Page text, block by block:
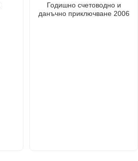
Годишно счетоводно и
данъчно приключване 2006